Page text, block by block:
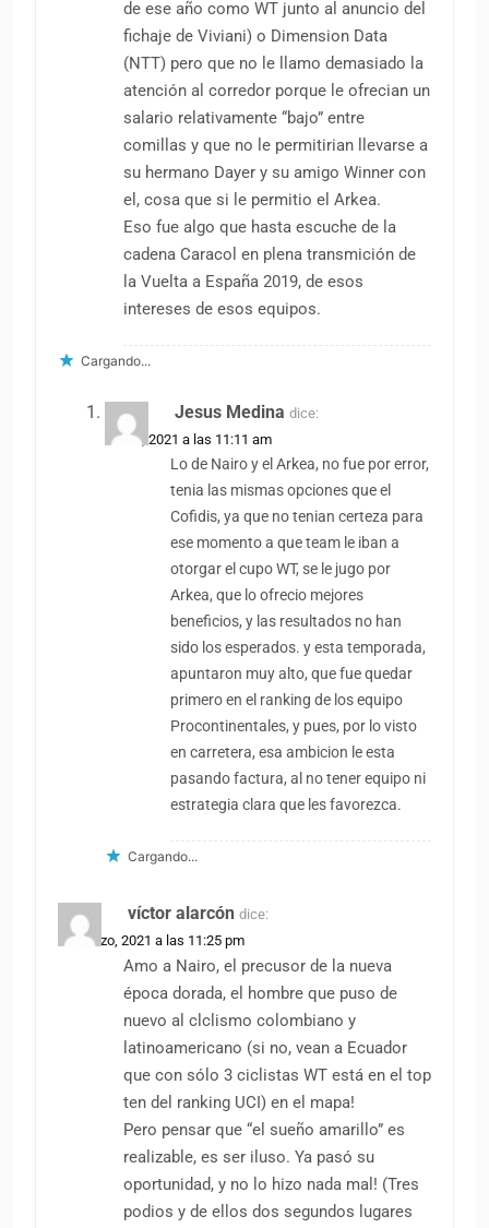
de ese año como WT junto al anuncio del
fichaje de Viviani) o Dimension Data
(NTT) pero que no le llamo demasiado la
atención al corredor porque le ofrecian un
salario relativamente “bajo” entre
comillas y que no le permitirian llevarse a
su hermano Dayer y su amigo Winner con
el, cosa que si le permitio el Arkea.
Eso fue algo que hasta escuche de la
cadena Caracol en plena transmición de
la Vuelta a España 2019, de esos
intereses de esos equipos.
Cargando...
Jesus Medina dice:
1 abril, 2021 a las 11:11 am
Lo de Nairo y el Arkea, no fue por error,
tenia las mismas opciones que el
Cofidis, ya que no tenian certeza para
ese momento a que team le iban a
otorgar el cupo WT, se le jugo por
Arkea, que lo ofrecio mejores
beneficios, y las resultados no han
sido los esperados. y esta temporada,
apuntaron muy alto, que fue quedar
primero en el ranking de los equipo
Procontinentales, y pues, por lo visto
en carretera, esa ambicion le esta
pasando factura, al no tener equipo ni
estrategia clara que les favorezca.
Cargando...
víctor alarcón dice:
31 marzo, 2021 a las 11:25 pm
Amo a Nairo, el precusor de la nueva
época dorada, el hombre que puso de
nuevo al clclismo colombiano y
latinoamericano (si no, vean a Ecuador
que con sólo 3 ciclistas WT está en el top
ten del ranking UCI) en el mapa!
Pero pensar que “el sueño amarillo” es
realizable, es ser iluso. Ya pasó su
oportunidad, y no lo hizo nada mal! (Tres
podios y de ellos dos segundos lugares